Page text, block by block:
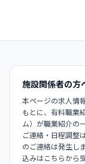
施設関係者の方
本ページの求人情
もとに、有料職業
ム）が職業紹介の
ご連絡・日程調整
のご連絡は発生し
込みはこちらから